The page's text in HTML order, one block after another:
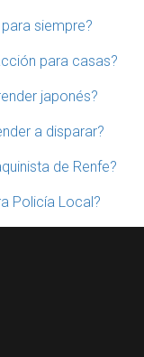
siempre?
para casas?
japonés?
a disparar?
de Renfe?
Policía Local?